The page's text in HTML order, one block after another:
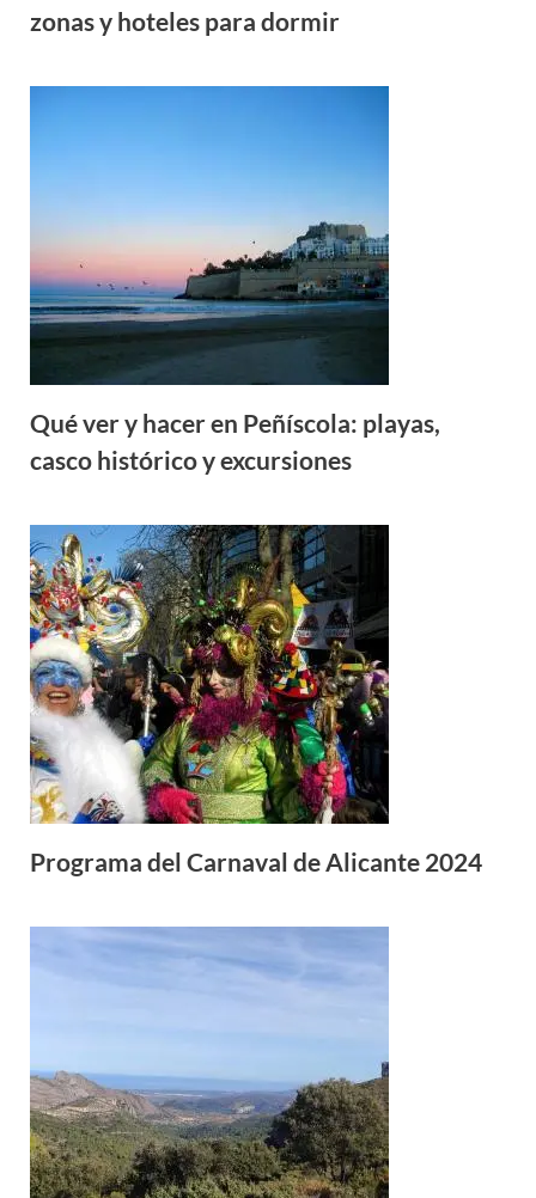
zonas y hoteles para dormir
Qué ver y hacer en Peñíscola: playas,
casco histórico y excursiones
Programa del Carnaval de Alicante 2024